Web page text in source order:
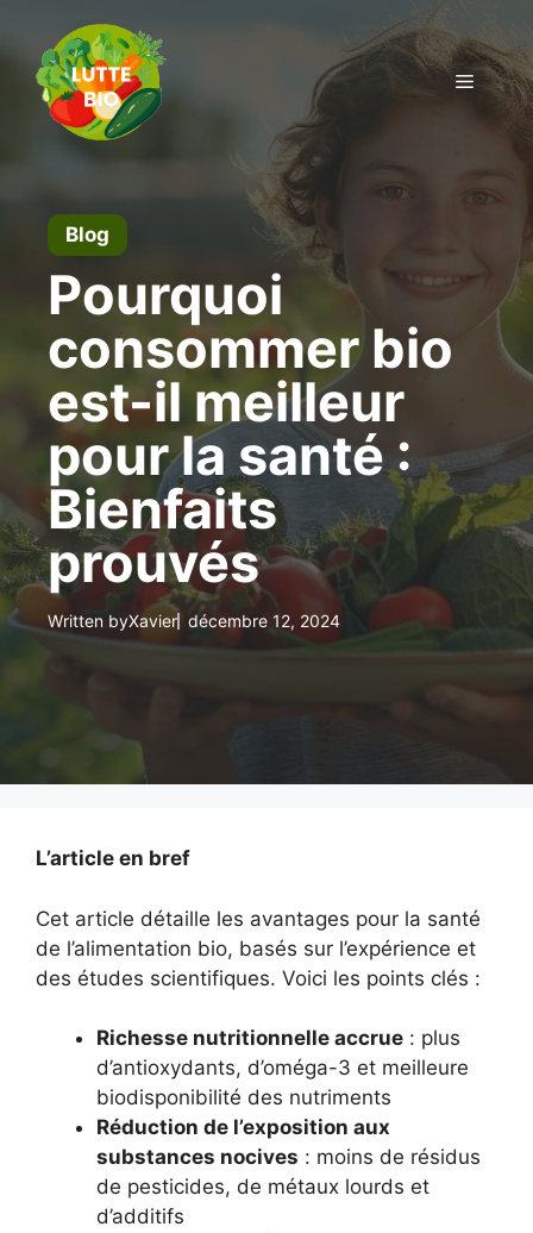
contenu
Menu
Blog
Pourquoi
consommer bio
est-il meilleur
pour la santé :
Bienfaits
prouvés
Written byXavier décembre 12, 2024
L’article en bref
Cet article détaille les avantages pour la santé
de l’alimentation bio, basés sur l’expérience et
des études scientifiques. Voici les points clés :
Richesse nutritionnelle accrue : plus
d’antioxydants, d’oméga-3 et meilleure
biodisponibilité des nutriments
Réduction de l’exposition aux
substances nocives : moins de résidus
de pesticides, de métaux lourds et
d’additifs